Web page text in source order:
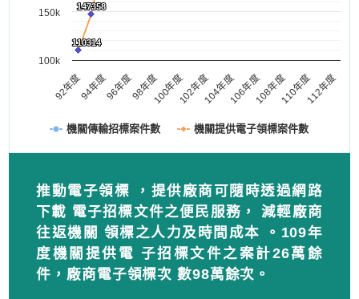
110314
110314
147358
147358
機關傳輸招標案件數 機關提供電子領標案件數
92年度94年度96年度98年度100年度102年度104年度106年度108年度110年度112年度
100k
150k
推動電子領標 ，提供廠商可隨時透過網路
下載 電子招標文件之便民服務， 減輕廠商
往返機關 領標之人力及時間成本 。109年
度機關提供電 子招標文件之案計26萬餘
件，廠商電子領標次 數98萬餘次。